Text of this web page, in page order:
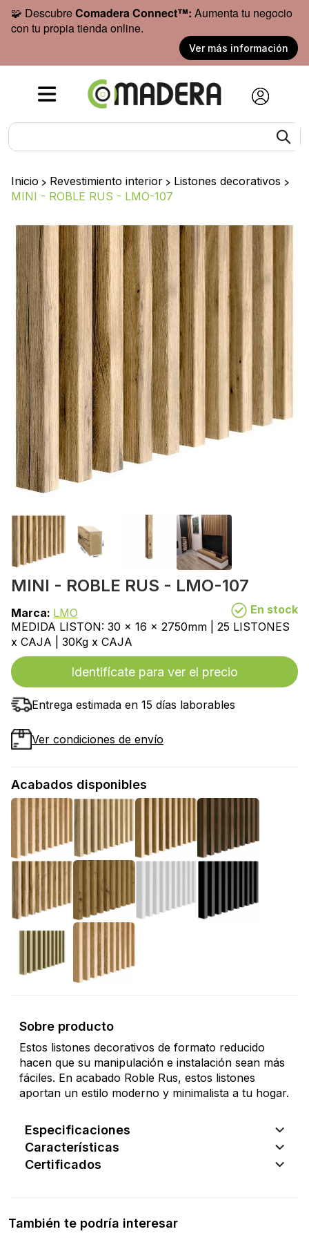
🧩 DescubreComadera Connect™: Aumenta tu negocio
con tu propia tienda online.
Ver más información
Inicio > Revestimiento interior > Listones decorativos >
MINI - ROBLE RUS - LMO-107
MINI - ROBLE RUS - LMO-107
Marca: LMO
En stock
MEDIDA LISTON: 30 x 16 x 2750mm | 25 LISTONES
x CAJA | 30Kg x CAJA
Identifícate para ver el precio
Entrega estimada en 15 días laborables
Ver condiciones de envío
Acabados disponibles
Sobre producto
Estos listones decorativos de formato reducido
hacen que su manipulación e instalación sean más
fáciles. En acabado Roble Rus, estos listones
aportan un estilo moderno y minimalista a tu hogar.
Especificaciones
Características
Certificados
También te podría interesar